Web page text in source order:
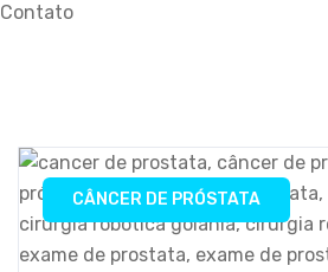
Contato
CÂNCER DE PRÓSTATA